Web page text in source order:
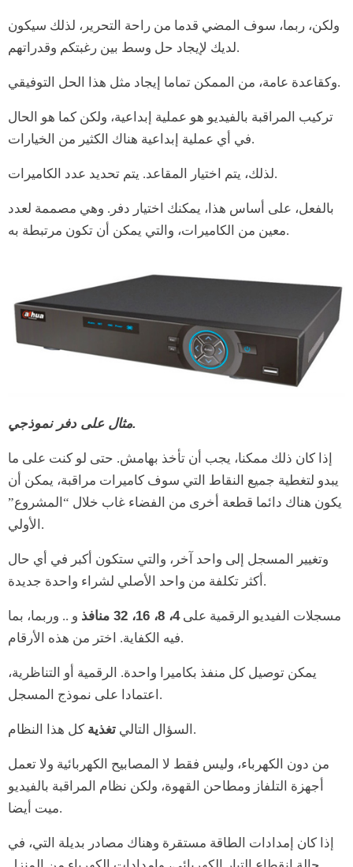
ولكن، ربما، سوف المضي قدما من راحة التحرير، لذلك سيكون
لديك لإيجاد حل وسط بين رغبتكم وقدراتهم.
وكقاعدة عامة، من الممكن تماما إيجاد مثل هذا الحل التوفيقي.
تركيب المراقبة بالفيديو هو عملية إبداعية، ولكن كما هو الحال
في أي عملية إبداعية هناك الكثير من الخيارات.
لذلك، يتم اختيار المقاعد. يتم تحديد عدد الكاميرات.
بالفعل، على أساس هذا، يمكنك اختيار دفر. وهي مصممة لعدد
معين من الكاميرات، والتي يمكن أن تكون مرتبطة به.
مثال على دفر نموذجي.
إذا كان ذلك ممكنا، يجب أن تأخذ بهامش. حتى لو كنت على ما
يبدو لتغطية جميع النقاط التي سوف كاميرات مراقبة، يمكن أن
يكون هناك دائما قطعة أخرى من الفضاء غاب خلال “المشروع”
الأولي.
وتغيير المسجل إلى واحد آخر، والتي ستكون أكبر في أي حال
أكثر تكلفة من واحد الأصلي لشراء واحدة جديدة.
مسجلات الفيديو الرقمية على4، 8، 16، 32 منافذ
و .. وربما، بما
فيه الكفاية. اختر من هذه الأرقام.
يمكن توصيل كل منفذ بكاميرا واحدة. الرقمية أو التناظرية،
اعتمادا على نموذج المسجل.
السؤال التالي تغذية كل هذا النظام.
من دون الكهرباء، وليس فقط لا المصابيح الكهربائية ولا تعمل
أجهزة التلفاز ومطاحن القهوة، ولكن نظام المراقبة بالفيديو
ميت أيضا.
إذا كان إمدادات الطاقة مستقرة وهناك مصادر بديلة التي، في